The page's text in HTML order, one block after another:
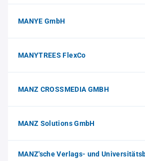
MANYE GmbH
MANYTREES FlexCo
MANZ CROSSMEDIA GMBH
MANZ Solutions GmbH
MANZ'sche Verlags- und